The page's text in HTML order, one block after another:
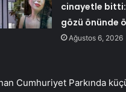
cinayetle
gözü önünde
Ağustos 6, 2026
Cumhuriyet Parkında